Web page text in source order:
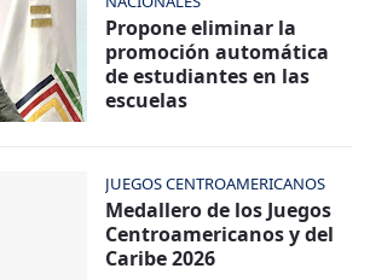
Propone eliminar la
promoción automática
de estudiantes en las
escuelas
JUEGOS CENTROAMERICANOS
Medallero de los Juegos
Centroamericanos y del
Caribe 2026